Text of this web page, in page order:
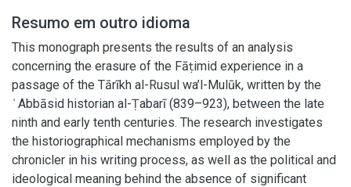
Resumo em outro idioma
This monograph presents the results of an analysis
concerning the erasure of the Fāṭimid experience in a
passage of the Tārīkh al-Rusul wa’l-Mulūk, written by the
ʿAbbāsid historian al-Ṭabarī (839–923), between the late
ninth and early tenth centuries. The research investigates
the historiographical mechanisms employed by the
chronicler in his writing process, as well as the political and
ideological meaning behind the absence of significant